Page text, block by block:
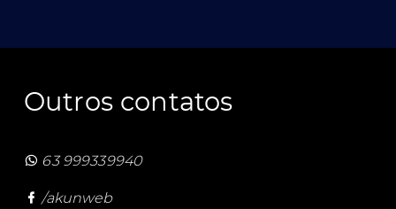
Outros contatos
63 999339940
/akunweb